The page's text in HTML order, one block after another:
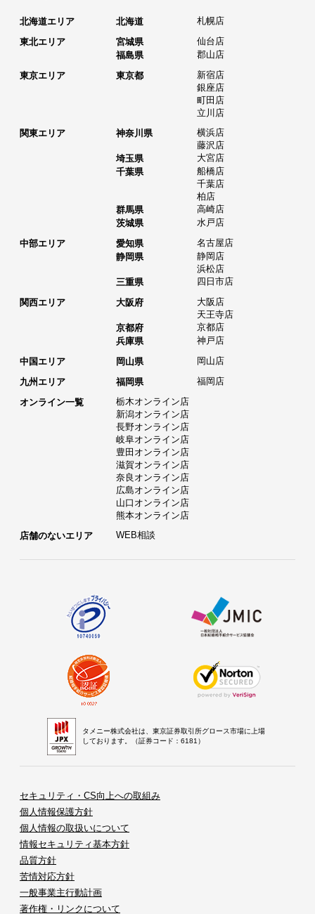
北海道エリア 北海道
札幌店
東北エリア
宮城県
仙台店
福島県
郡山店
東京エリア
東京都
新宿店
銀座店
町田店
立川店
関東エリア
神奈川県
横浜店
藤沢店
埼玉県
大宮店
千葉県
船橋店
千葉店
柏店
群馬県
高崎店
茨城県
水戸店
中部エリア
愛知県
名古屋店
静岡県
静岡店
浜松店
三重県
四日市店
関西エリア
大阪府
大阪店
天王寺店
京都府
京都店
兵庫県
神戸店
中国エリア
岡山県
岡山店
九州エリア
福岡県
福岡店
オンライン一覧
栃木オンライン店
新潟オンライン店
長野オンライン店
岐阜オンライン店
豊田オンライン店
滋賀オンライン店
奈良オンライン店
広島オンライン店
山口オンライン店
熊本オンライン店
店舗のないエリア
WEB相談
タメニー株式会社は、東京証券取引所グロース市場に上場
しております。（証券コード：6181）
セキュリティ・CS向上への取組み
個人情報保護方針
個人情報の取扱いについて
情報セキュリティ基本方針
品質方針
苦情対応方針
一般事業主行動計画
著作権・リンクについて